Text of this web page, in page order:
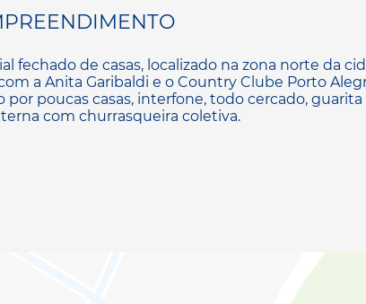
fechado de casas, localizado na zona norte da
a Anita Garibaldi e o Country Clube Porto
poucas casas, interfone, todo cercado, guarita
com churrasqueira coletiva.